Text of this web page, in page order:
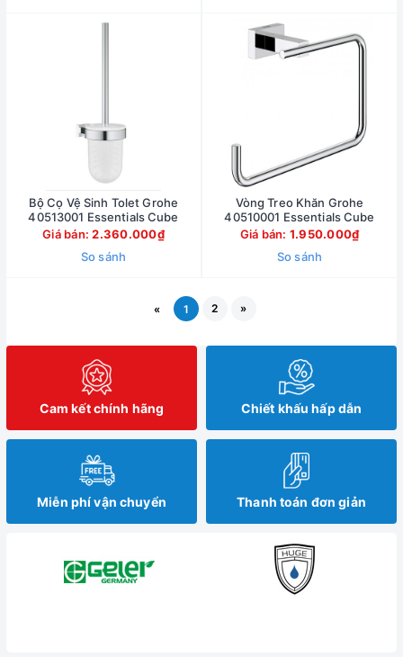
Bộ Cọ Vệ Sinh Tolet Grohe
40513001 Essentials Cube
Giá bán:2.360.000₫
So sánh
Vòng Treo Khăn Grohe
40510001 Essentials Cube
Giá bán: 1.950.000₫
So sánh
« 1 2 »
Cam kết chính hãng Chiết khấu hấp dẫn
Miễn phí vận chuyển Thanh toán đơn giản